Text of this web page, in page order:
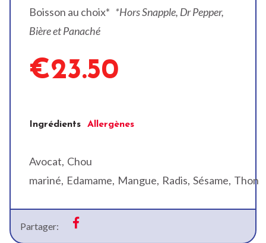
Boisson au choix* *Hors Snapple, Dr Pepper,
Bière et Panaché
€23.50
Ingrédients Allergènes
Avocat Chou
mariné Edamame Mangue Radis Sésame Thon
Partager: